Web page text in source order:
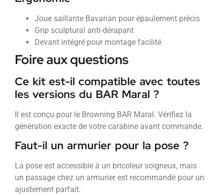
Joue saillante Bavarian pour épaulement précis
Grip sculptural anti-dérapant
Devant intégré pour montage facilité
Foire aux questions
Ce kit est-il compatible avec toutes
les versions du BAR Maral ?
Il est conçu pour le Browning BAR Maral. Vérifiez la
génération exacte de votre carabine avant commande.
Faut-il un armurier pour la pose ?
La pose est accessible à un bricoleur soigneux, mais
un passage chez un armurier est recommandé pour un
ajustement parfait.